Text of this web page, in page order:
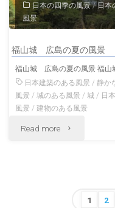
岡
風
景"
日本の四季の風景 / 日本
風景
福山城 広島の夏の風景
福山城 広島の夏の風景 福
日本建築のある風景 /静か
風景 /城のある風景 /城 / 日
風景 /建物のある風景
Read more "福
投
1 2